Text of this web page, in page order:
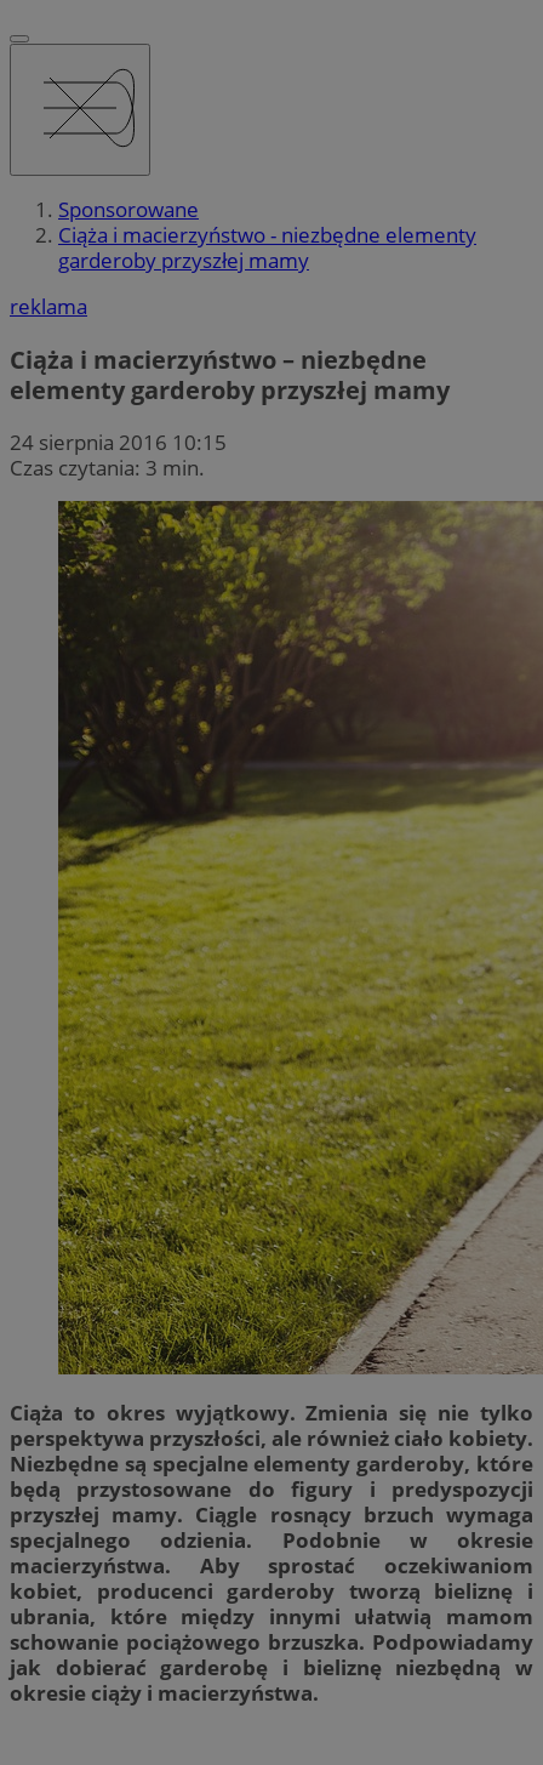
Sponsorowane
Ciąża i macierzyństwo - niezbędne elementy
garderoby przyszłej mamy
reklama
Ciąża i macierzyństwo – niezbędne
elementy garderoby przyszłej mamy
24 sierpnia 2016 10:15
Czas czytania: 3 min.
Ciąża to okres wyjątkowy. Zmienia się nie tylko
perspektywa przyszłości, ale również ciało kobiety.
Niezbędne są specjalne elementy garderoby, które
będą przystosowane do figury i predyspozycji
przyszłej mamy. Ciągle rosnący brzuch wymaga
specjalnego odzienia. Podobnie w okresie
macierzyństwa. Aby sprostać oczekiwaniom
kobiet, producenci garderoby tworzą bieliznę i
ubrania, które między innymi ułatwią mamom
schowanie pociążowego brzuszka. Podpowiadamy
jak dobierać garderobę i bieliznę niezbędną w
okresie ciąży i macierzyństwa.